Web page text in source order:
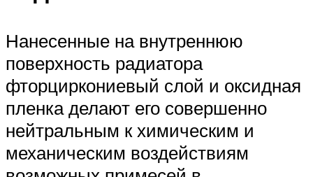
Нанесенные на внутреннюю
поверхность радиатора
фторциркониевый слой и оксидная
пленка делают его совершенно
нейтральным к химическим и
механическим воздействиям